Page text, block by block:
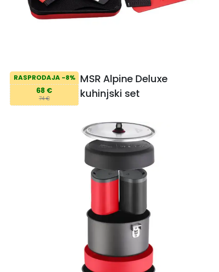
RASPRODAJA -8%
68 €
74 €
MSR Alpine Deluxe
kuhinjski set